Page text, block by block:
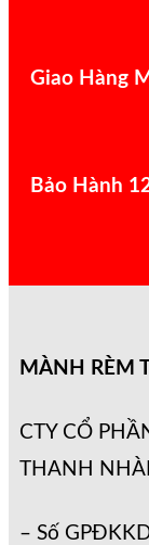
Giao Hàng
Bảo Hành
MÀNH RÈM
CTY CỔ
THANH
– Số